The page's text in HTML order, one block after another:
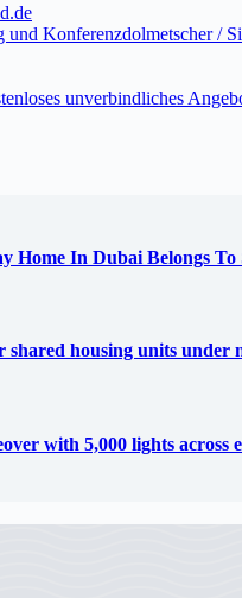
Konferenzdolmetscher /
unverbindliches
Home In Dubai Belongs
housing units under
with 5,000 lights across